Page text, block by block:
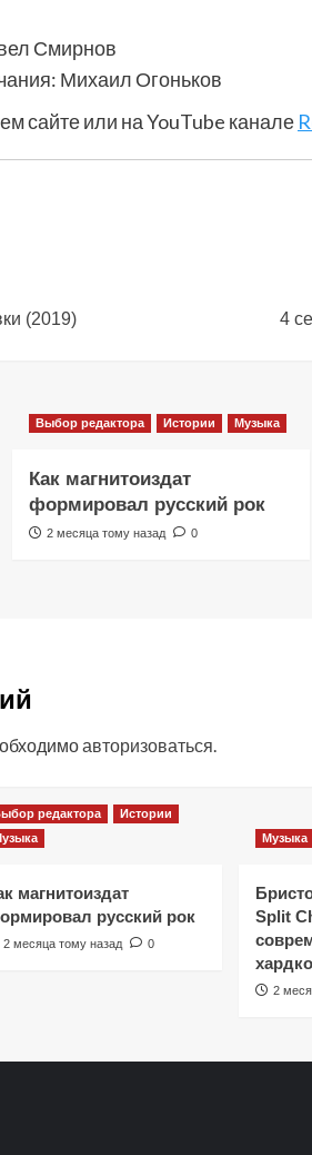
Смирнов
Михаил Огоньков
сайте или на YouTube канале
(2019)
4
Выбор редактора Истории Музыка
Как магнитоиздат
формировал русский рок
2 месяца тому назад 0
авторизоваться.
редактора
Истории
магнитоиздат
русский рок
2 месяца тому назад 0
Музыка
Split
2